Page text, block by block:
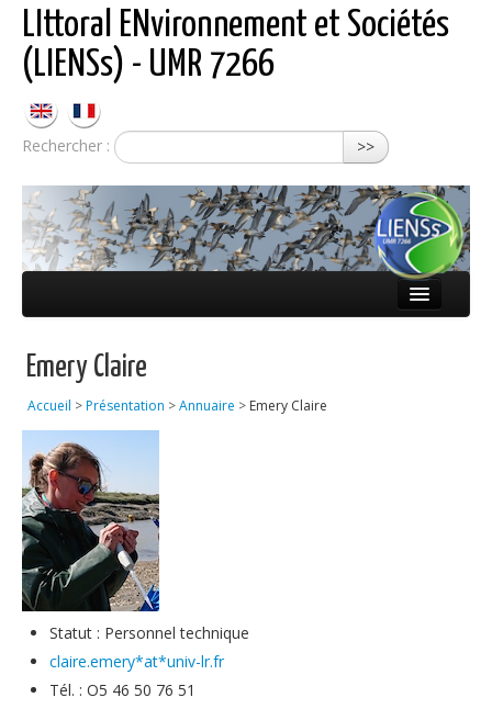
LIttoral ENvironnement et Sociétés
(LIENSs) - UMR 7266
Rechercher : >>
Équipes
Publications
Soutien technique
Données
Emplois/Stages/Formations
Science pour tou·te·s
Actualités
Emery Claire
Accueil >Présentation >Annuaire > Emery Claire
Statut : Personnel technique
claire.emery*at*univ-lr.fr
Tél. : O5 46 50 76 51